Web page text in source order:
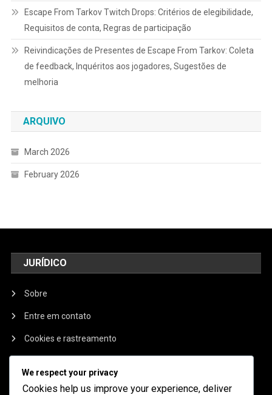
Escape From Tarkov Twitch Drops: Critérios de elegibilidade,
Requisitos de conta, Regras de participação
Reivindicações de Presentes de Escape From Tarkov: Coleta
de feedback, Inquéritos aos jogadores, Sugestões de
melhoria
ARQUIVO
March 2026
February 2026
JURÍDICO
Sobre
Entre em contato
Cookies e rastreamento
Termos e condições
We respect your privacy
Cookies help us improve your experience, deliver